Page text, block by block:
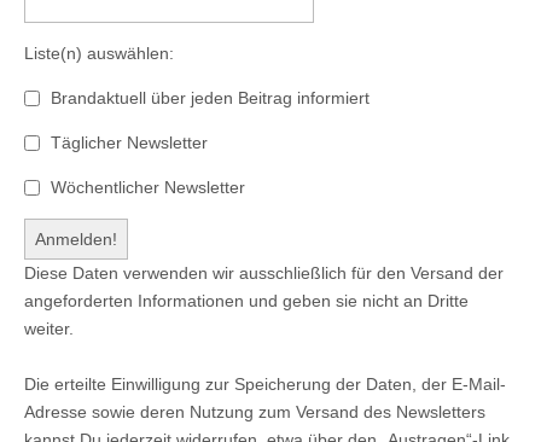
Liste(n) auswählen:
Brandaktuell über jeden Beitrag informiert
Täglicher Newsletter
Wöchentlicher Newsletter
Diese Daten verwenden wir ausschließlich für den Versand der
angeforderten Informationen und geben sie nicht an Dritte
weiter.
Die erteilte Einwilligung zur Speicherung der Daten, der E-Mail-
Adresse sowie deren Nutzung zum Versand des Newsletters